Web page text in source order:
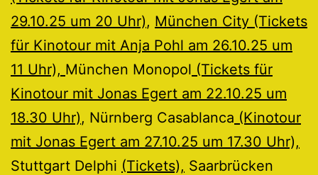
29.10.25 um 20 Uhr), München City (Tickets
für Kinotour mit Anja Pohl am 26.10.25 um
11 Uhr), München Monopol (Tickets für
Kinotour mit Jonas Egert am 22.10.25 um
18.30 Uhr), Nürnberg Casablanca (Kinotour
mit Jonas Egert am 27.10.25 um 17.30 Uhr),
Stuttgart Delphi (Tickets), Saarbrücken